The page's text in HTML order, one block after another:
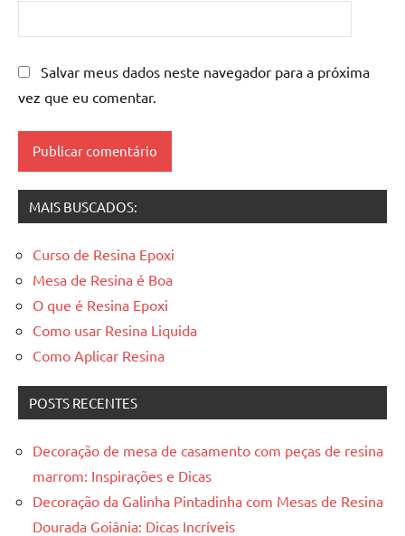
mesa
de
mesas
resinadas
Salvar meus dados neste navegador para a próxima
vez que eu comentar.
MAIS BUSCADOS:
Curso de Resina Epoxi
Mesa de Resina é Boa
O que é Resina Epoxi
Como usar Resina Liquida
Como Aplicar Resina
POSTS RECENTES
Decoração de mesa de casamento com peças de resina
marrom: Inspirações e Dicas
Decoração da Galinha Pintadinha com Mesas de Resina
Dourada Goiânia: Dicas Incríveis